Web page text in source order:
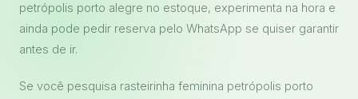
petrópolis porto alegre no estoque, experimenta na hora e
ainda pode pedir reserva pelo WhatsApp se quiser garantir
antes de ir.
Se você pesquisa rasteirinha feminina petrópolis porto